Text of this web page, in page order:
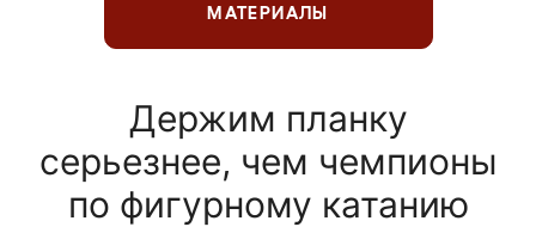
МАТЕРИАЛЫ
Держим планку
серьезнее, чем чемпионы
по фигурному катанию